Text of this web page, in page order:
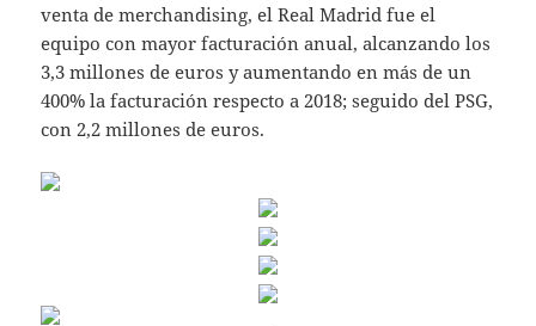
venta de merchandising, el Real Madrid fue el
equipo con mayor facturación anual, alcanzando los
3,3 millones de euros y aumentando en más de un
400% la facturación respecto a 2018; seguido del PSG,
con 2,2 millones de euros.